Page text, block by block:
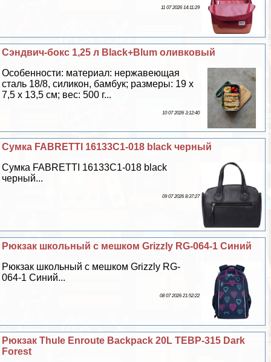
11 07 2026 14:11:29
Сэндвич-бокс 1,25 л Black+Blum оливковый
Особенности: материал: нержавеющая
сталь 18/8, силикон, бамбук; размеры: 19 х
7,5 х 13,5 см; вес: 500 г...
10 07 2026 3:12:40
Сумка FABRETTI 16133C1-018 black черный
Сумка FABRETTI 16133C1-018 black
черный...
09 07 2026 8:37:27
Рюкзак школьный с мешком Grizzly RG-064-1 Синий
Рюкзак школьный с мешком Grizzly RG-
064-1 Синий...
08 07 2026 21:52:22
Рюкзак Thule Enroute Backpack 20L TEBP-315 Dark
Forest